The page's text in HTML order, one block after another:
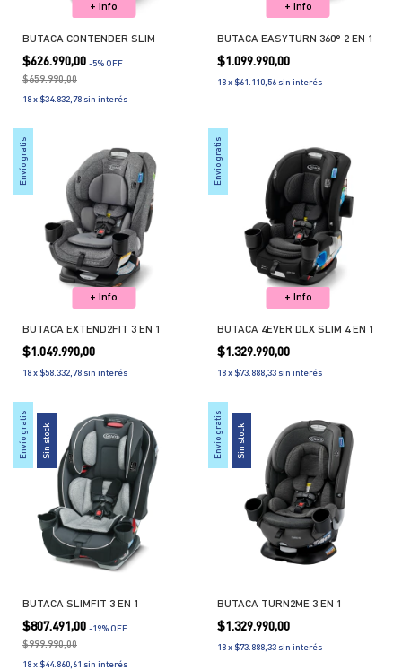
+ Info
BUTACA CONTENDER SLIM
$626.990,00 -5% OFF
$659.990,00
18 x $34.832,78 sin interés
+ Info
BUTACA EASYTURN 360° 2 EN 1
$1.099.990,00
18 x $61.110,56 sin interés
Envío gratis
+ Info
BUTACA EXTEND2FIT 3 EN 1
$1.049.990,00
18 x $58.332,78 sin interés
Envío gratis
+ Info
BUTACA 4EVER DLX SLIM 4 EN 1
$1.329.990,00
18 x $73.888,33 sin interés
Envío gratis Sin stock
BUTACA SLIMFIT 3 EN 1
$807.491,00 -19% OFF
$999.990,00
18 x $44.860,61 sin interés
Envío gratis Sin stock
BUTACA TURN2ME 3 EN 1
$1.329.990,00
18 x $73.888,33 sin interés